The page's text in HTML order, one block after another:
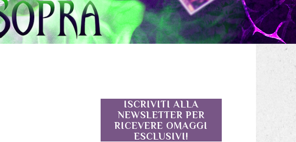
ISCRIVITI ALLA
NEWSLETTER PER
RICEVERE OMAGGI
ESCLUSIVI!